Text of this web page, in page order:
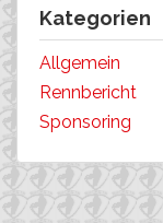
Kategorien
Allgemein
Rennbericht
Sponsoring